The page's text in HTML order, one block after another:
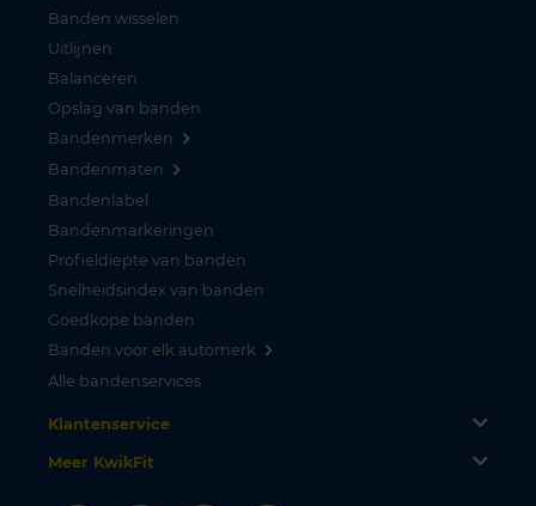
Banden wisselen
Uitlijnen
Balanceren
Opslag van banden
Bandenmerken
Bandenmaten
Bandenlabel
Bandenmarkeringen
Profieldiepte van banden
Snelheidsindex van banden
Goedkope banden
Banden voor elk automerk
Alle bandenservices
Klantenservice
Meer KwikFit